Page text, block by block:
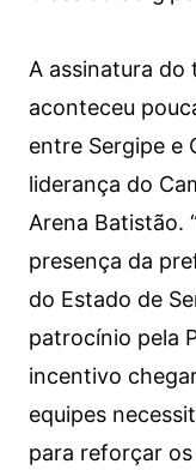
A assinatura do
aconteceu
entre Sergipe e
liderança do
Arena Batistão.
presença da
do Estado de
patrocínio pela
incentivo
equipes
para reforçar os